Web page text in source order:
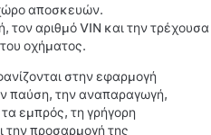
αποσκευών.
τον αριθμό VIN και την τρέχουσα
οχήματος.
στην εφαρμογή
παύση, την αναπαραγωγή,
εμπρός, τη γρήγορη
την προσαρμογή της